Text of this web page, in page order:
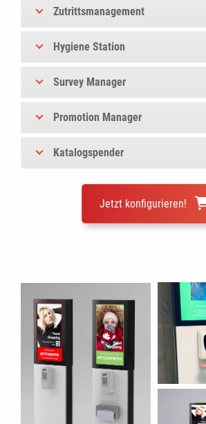
Zutrittsmanagement
Hygiene Station
Survey Manager
Promotion Manager
Katalogspender
Jetzt konfigurieren!